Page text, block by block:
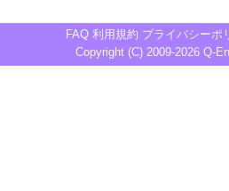
FAQ 利用規約 プライバシーポ
Copyright (C) 2009-2026 Q-